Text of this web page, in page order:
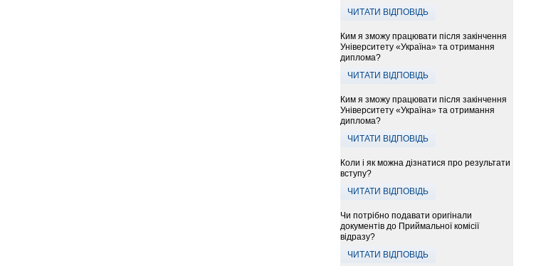
ЧИТАТИ ВІДПОВІДЬ
Ким я зможу працювати після закінчення
Університету «Україна» та отримання
диплома?
ЧИТАТИ ВІДПОВІДЬ
Ким я зможу працювати після закінчення
Університету «Україна» та отримання
диплома?
ЧИТАТИ ВІДПОВІДЬ
Коли і як можна дізнатися про результати
вступу?
ЧИТАТИ ВІДПОВІДЬ
Чи потрібно подавати оригінали
документів до Приймальної комісії
відразу?
ЧИТАТИ ВІДПОВІДЬ